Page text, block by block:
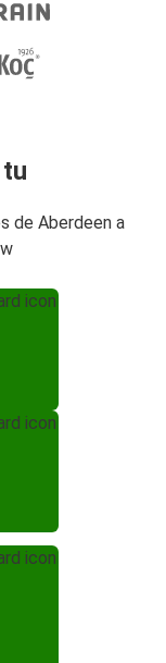
de Aberdeen a